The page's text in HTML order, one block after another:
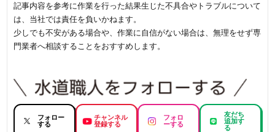
記事内容を参考に作業を行った結果生じた不具合やトラブルについて
は、当社では責任を負いかねます。
少しでも不安がある場合や、作業に自信がない場合は、無理をせず専
門業者へ相談することをおすすめします。
フォロー
する
チャンネル
登録する
フォロ
ーする
友だち
追加す
る